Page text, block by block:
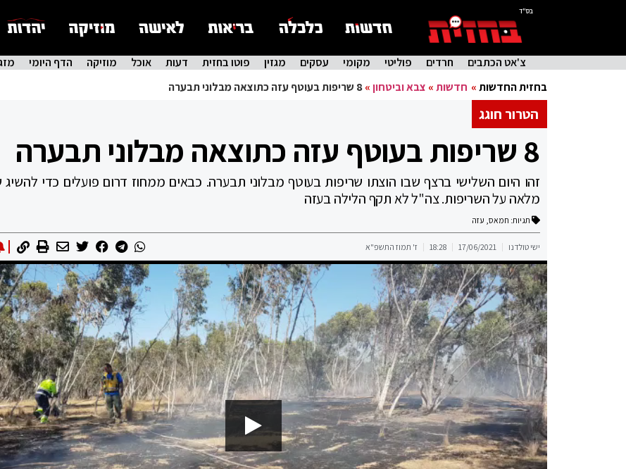
בס"ד
צ'אט הכתבים חרדים פוליטי מקומי עסקים מגזין פוטו בחזית דעות אוכל מוזיקה הדף היומי
בחזית החדשות» חדשות» צבא וביטחון»8 שריפות בעוטף עזה כתוצאה מבלוני תבערה
הטרור חוגג
8 שריפות בעוטף עזה כתוצאה מבלוני תבערה
זהו היום השלישי ברצף שבו הוצתו שריפות בעוטף מבלוני תבערה. כבאים ממחוז דרום פועלים כדי
מלאה על השריפות. צה"ל לא תקף הלילה בעזה
תגיות: חמאס, עזה
ישי טולדנו 17/06/2021
18:28 ז' תמוז התשפ"א